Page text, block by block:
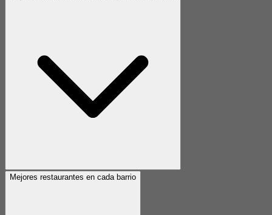
Mejores restaurantes en cada barrio